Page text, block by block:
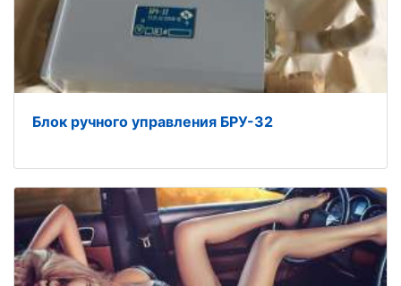
Блок ручного управления БРУ-32